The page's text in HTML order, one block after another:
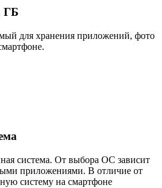
ГБ
для хранения приложений, фото
система. От выбора ОС зависит
приложениями. В отличие от
систему на смартфоне